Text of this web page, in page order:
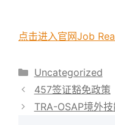
点击进入官网Job
分
类
Uncategorized
457签证豁免政策
TRA-OSAP境外